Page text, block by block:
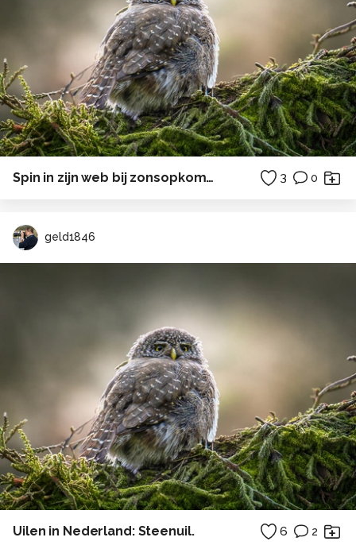
Spin in zijn web bij zonsopkomst. 3 0
geld1846
Uilen in Nederland: Steenuil. 6 2